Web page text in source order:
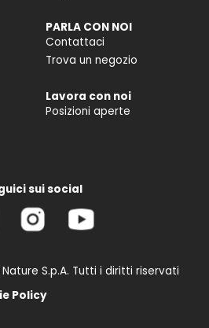
PARLA CON NOI
Contattaci
Trova un negozio
Lavora con noi
Posizioni aperte
sui social
S.p.A. Tutti i diritti riservati
Policy